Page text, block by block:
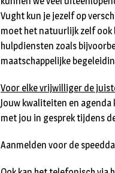
Vught kun je jezelf op
moet het natuurlijk zelf ook
hulpdiensten zoals
maatschappelijke
Voor elke vrijwilliger de
Jouw kwaliteiten en
met jou in gesprek tijdens
Aanmelden voor de